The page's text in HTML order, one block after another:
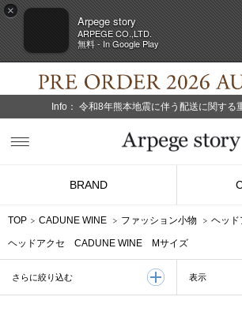
×
Arpege story
ARPEGE CO.,LTD.
無料 - In Google Play
Info： 令和8年熊本地震に伴う配送に関する
BRAND
TOP CADUNE WINE ファッション小物 ヘッド
ヘッドアクセ CADUNE WINE Mサイズ
さらに絞り込む 表示